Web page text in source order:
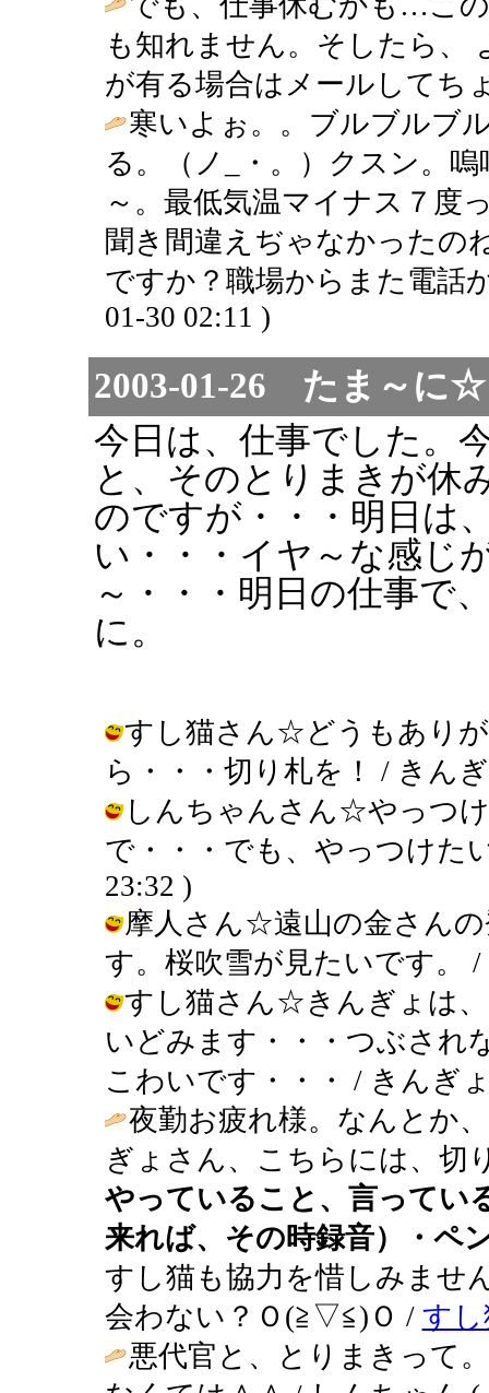
も知れません。そしたら、
が有る場合はメールしてち
寒いよぉ。。ブルブルブ
る。（ノ_・。）クスン。
～。最低気温マイナス７度
聞き間違えぢゃなかった
ですか？職場からまた電話
01-30 02:11 )
2003-01-26 たま～に
今日は、仕事でした。
と、そのとりまきが休
のですが・・・明日は
い・・・イヤ～な感じ
～・・・明日の仕事で
に。
すし猫さん☆どうもあり
ら・・・切り札を！ / きん
しんちゃんさん☆やっつ
で・・・でも、やっつけた
23:32 )
摩人さん☆遠山の金さん
す。桜吹雪が見たいです。 /
すし猫さん☆きんぎょは
いどみます・・・つぶされ
こわいです・・・ / きんぎ
夜勤お疲れ様。なんとか
ぎょさん、こちらには、切
やっていること、言ってい
来れば、その時録音）・ペ
すし猫も協力を惜しみませ
会わない？Ｏ(≧▽≦)Ｏ / すし
悪代官と、とりまきって